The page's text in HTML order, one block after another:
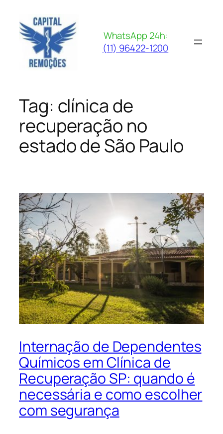
para
conteúdo
WhatsApp 24h:
(11) 96422-1200
Tag: clínica de
recuperação no
estado de São Paulo
Internação de Dependentes
Químicos em Clínica de
Recuperação SP: quando é
necessária e como escolher
com segurança